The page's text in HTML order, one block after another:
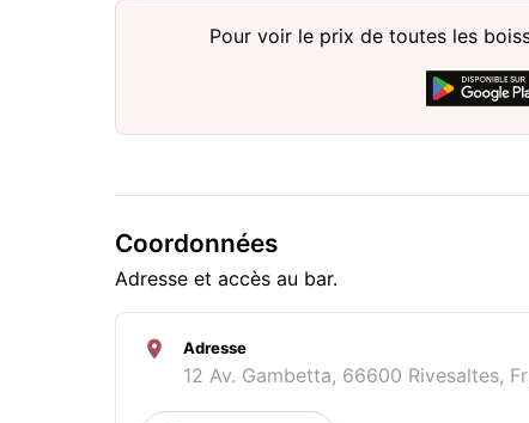
Pour voir le prix de toutes les
Coordonnées
Adresse et accès au bar.
Adresse
12 Av. Gambetta, 66600 Rivesaltes,